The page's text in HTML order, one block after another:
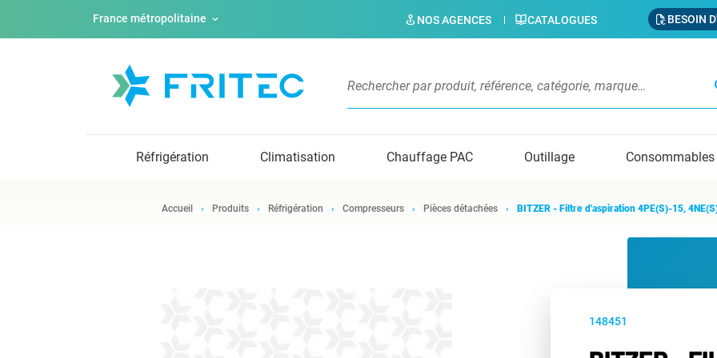
France métropolitaine NOS AGENCES CATALOGUES BESOIN
Réfrigération Climatisation Chauffage PAC Outillage Consommables
Accueil Produits Réfrigération Compresseurs Pièces détachées BITZER - Filtre d'aspiration 4PE(S)-15,
148451